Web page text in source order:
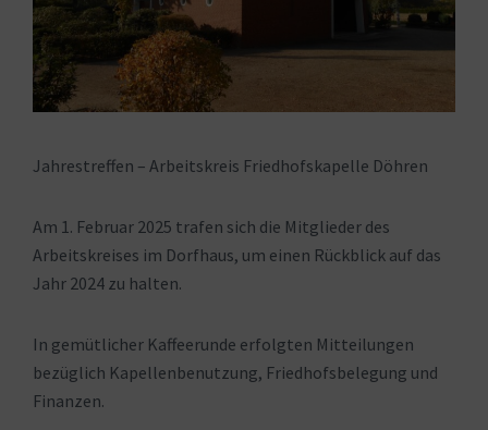
Jahrestreffen – Arbeitskreis Friedhofskapelle Döhren
Am 1. Februar 2025 trafen sich die Mitglieder des
Arbeitskreises im Dorfhaus, um einen Rückblick auf das
Jahr 2024 zu halten.
In gemütlicher Kaffeerunde erfolgten Mitteilungen
bezüglich Kapellenbenutzung, Friedhofsbelegung und
Finanzen.